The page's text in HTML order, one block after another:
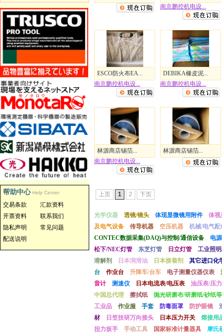
帮助中心 Help Center
交易条款
汇款资料
开票资料
联系我们
隐私声明
常见问题
配送说明
南京鹏控机电设...
ESCO防火布EA...
南京鹏控机电设...
DEBIKA橡皮泥...
南京鹏控机电设...
林源商店锡箔...
南京鹏控机电设...
林源商店锡箔...
上页 1 2 下页
光学仪器 透镜/镜头 体现显微镜用附件
体视
及电气设备
传导机器 空压机器
机械/电气配
CONTEC数据采集(DAQ)与控制/通信设备
电
松下/NEC灯管
东芝灯管 日立灯管
工业照
溶解剂
日本润滑油 日本接着剂
其它进口化
台
作业台 升降车/台车 电子测量仪器仪表
音计
测速仪 日本电流表/电压表
油压表/压
中国总代理
擦拭纸
抛光研磨布/研磨纸/砂纸等
工业品
作业服 手套 防毒面罩 防护眼镜
材
日笠技研万向接头 日本压力开关
熔接用
扭力扳手
手动工具 国家标准计量器具
摩氏